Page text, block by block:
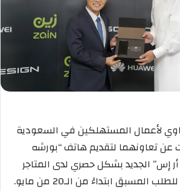
لأعمال المستهلكين في السعودية
عن تعاونهما لتقديم هاتف “بورشه
إس” الجديد بشكل حصري لدى المتاجر
المسبق ابتداءً من الـ20 من مايو.